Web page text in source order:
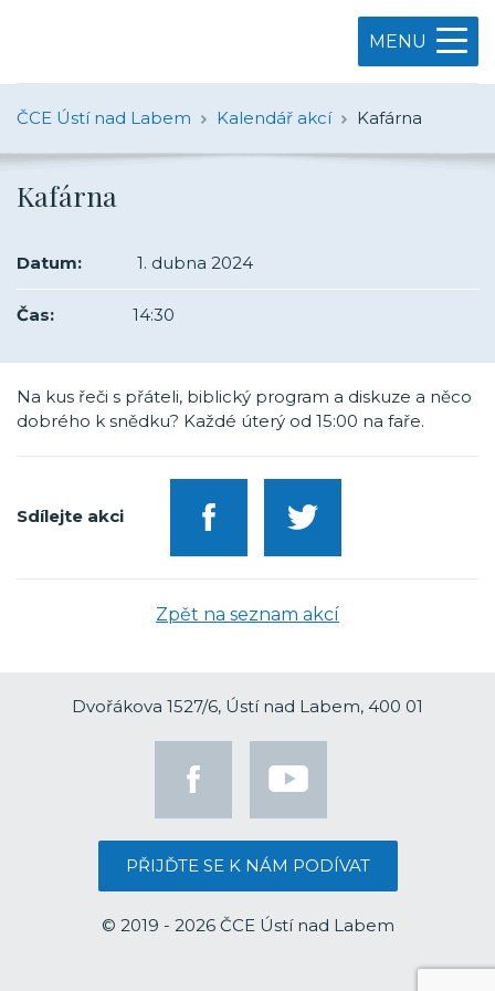
MENU
ČCE Ústí nad Labem Kalendář akcí Kafárna
Kafárna
Datum: 1. dubna 2024
Čas: 14:30
Na kus řeči s přáteli, biblický program a diskuze a něco
dobrého k snědku? Každé úterý od 15:00 na faře.
Sdílejte akci
Zpět na seznam akcí
Dvořákova 1527/6, Ústí nad Labem, 400 01
PŘIJĎTE SE K NÁM PODÍVAT
© 2019 - 2026 ČCE Ústí nad Labem